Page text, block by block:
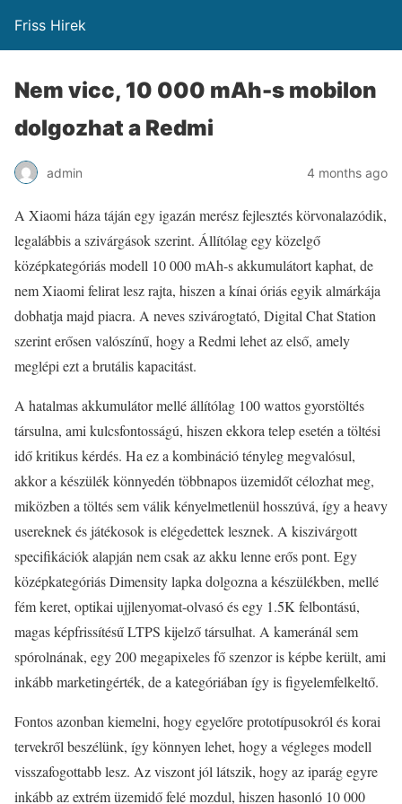
Friss Hirek
Nem vicc, 10 000 mAh-s mobilon
dolgozhat a Redmi
admin 4 months ago
A Xiaomi háza táján egy igazán merész fejlesztés körvonalazódik,
legalábbis a szivárgások szerint. Állítólag egy közelgő
középkategóriás modell 10 000 mAh-s akkumulátort kaphat, de
nem Xiaomi felirat lesz rajta, hiszen a kínai óriás egyik almárkája
dobhatja majd piacra. A neves szivárogtató, Digital Chat Station
szerint erősen valószínű, hogy a Redmi lehet az első, amely
meglépi ezt a brutális kapacitást.
A hatalmas akkumulátor mellé állítólag 100 wattos gyorstöltés
társulna, ami kulcsfontosságú, hiszen ekkora telep esetén a töltési
idő kritikus kérdés. Ha ez a kombináció tényleg megvalósul,
akkor a készülék könnyedén többnapos üzemidőt célozhat meg,
miközben a töltés sem válik kényelmetlenül hosszúvá, így a heavy
usereknek és játékosok is elégedettek lesznek. A kiszivárgott
specifikációk alapján nem csak az akku lenne erős pont. Egy
középkategóriás Dimensity lapka dolgozna a készülékben, mellé
fém keret, optikai ujjlenyomat-olvasó és egy 1.5K felbontású,
magas képfrissítésű LTPS kijelző társulhat. A kameránál sem
spórolnának, egy 200 megapixeles fő szenzor is képbe került, ami
inkább marketingérték, de a kategóriában így is figyelemfelkeltő.
Fontos azonban kiemelni, hogy egyelőre prototípusokról és korai
tervekről beszélünk, így könnyen lehet, hogy a végleges modell
visszafogottabb lesz. Az viszont jól látszik, hogy az iparág egyre
inkább az extrém üzemidő felé mozdul, hiszen hasonló 10 000